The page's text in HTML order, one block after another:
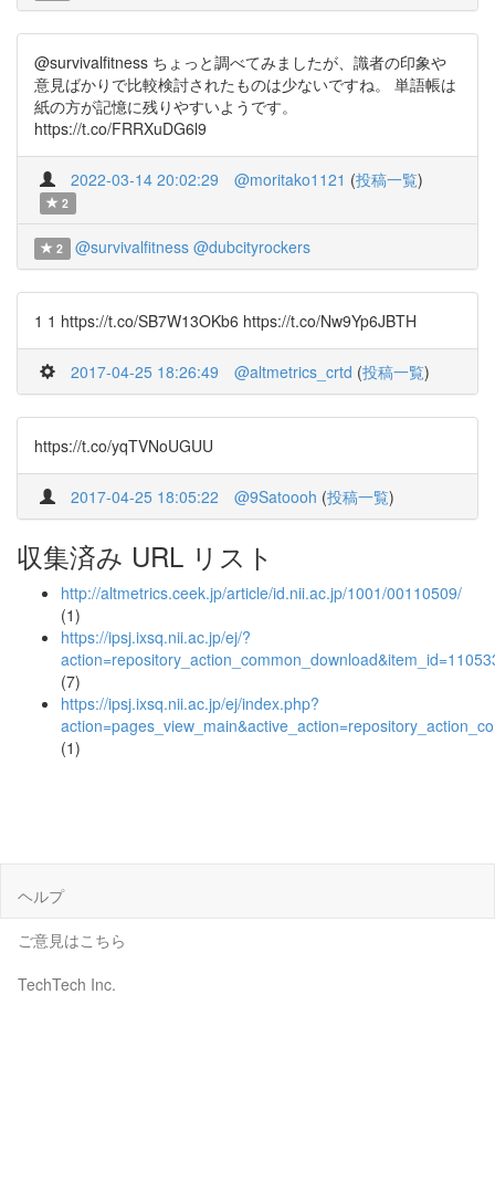
@survivalfitness ちょっと調べてみましたが、識者の印象や
意見ばかりで比較検討されたものは少ないですね。 単語帳は
紙の方が記憶に残りやすいようです。
https://t.co/FRRXuDG6l9
2022-03-14 20:02:29 @moritako1121 (投稿一覧)
2
2 @survivalfitness @dubcityrockers
1 1 https://t.co/SB7W13OKb6 https://t.co/Nw9Yp6JBTH
2017-04-25 18:26:49 @altmetrics_crtd (投稿一覧)
https://t.co/yqTVNoUGUU
2017-04-25 18:05:22 @9Satoooh (投稿一覧)
収集済み URL リスト
http://altmetrics.ceek.jp/article/id.nii.ac.jp/1001/00110509/
(1)
https://ipsj.ixsq.nii.ac.jp/ej/?
(7)
https://ipsj.ixsq.nii.ac.jp/ej/index.php?
(1)
ヘルプ
ご意見はこちら
TechTech Inc.